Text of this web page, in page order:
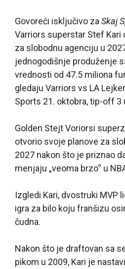
Govoreći isključivo za Skaj
Varriors superstar Stef Kari
za slobodnu agenciju u
jednogodišnje produženje
vrednosti od 47.5 miliona
gledaju Varriors vs LA
Sports 21. oktobra, tip-off 3
Golden Stejt Voriorsi
otvorio svoje planove za
2027 nakon što je priznao
menjaju „veoma brzo“ u
Izgledi Kari, dvostruki MVP
igra za bilo koju franšizu
čudna.
Nakon što je draftovan sa
pikom u 2009, Kari je